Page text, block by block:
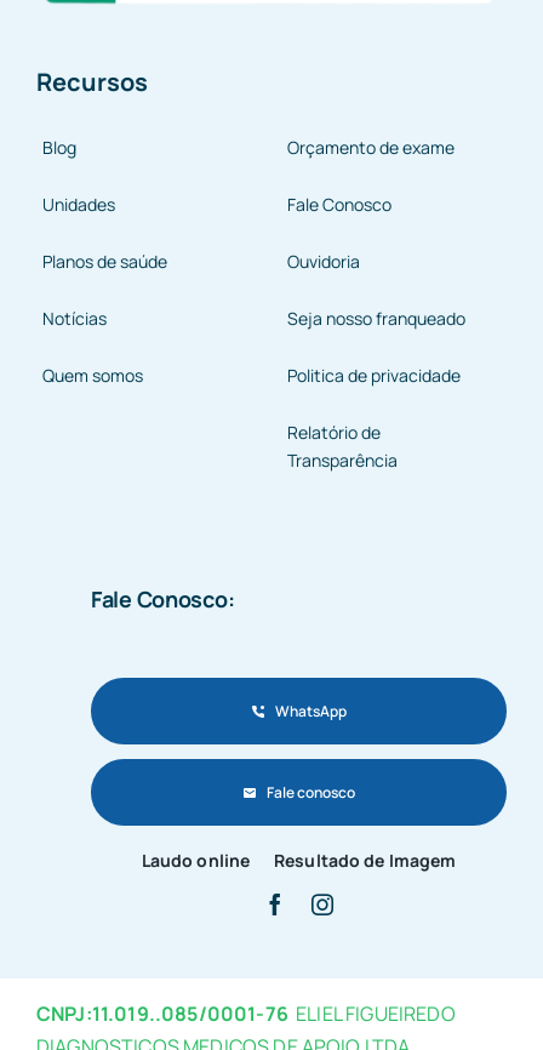
Recursos
Blog
Unidades
Planos de saúde
Notícias
Quem somos
Orçamento de exame
Fale Conosco
Ouvidoria
Seja nosso franqueado
Politica de privacidade
Relatório de
Transparência
Fale Conosco:
WhatsApp
Fale conosco
Laudo online Resultado de Imagem
CNPJ:11.019..085/0001-76 ELIEL FIGUEIREDO